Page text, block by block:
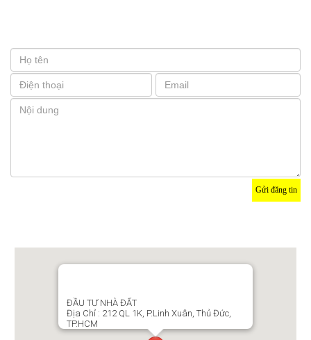
Gửi đăng tin
ĐẦU TƯ NHÀ ĐẤT
Địa Chỉ : 212 QL 1K, P.Linh Xuân, Thủ Đức,
TP.HCM